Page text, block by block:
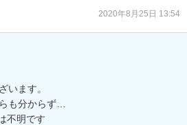
2020年8月25日 13:54
います。
も分からず…
不明です